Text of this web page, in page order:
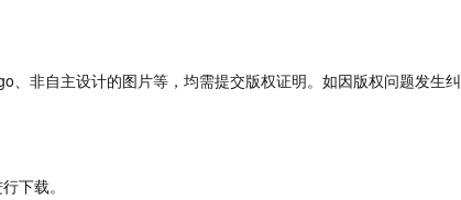
、非自主设计的图片等，均需提交版权证明。如因版权问题发生纠
下载。